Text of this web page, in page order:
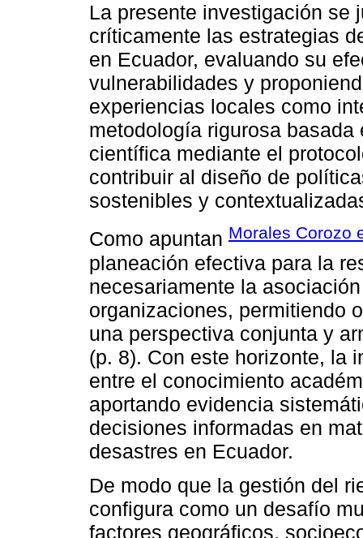
La presente investigación se
críticamente las estrategias
en Ecuador, evaluando su
vulnerabilidades y
experiencias locales como
metodología rigurosa
científica mediante el
contribuir al diseño de
sostenibles y
Como apuntan Morales Corozo
planeación efectiva para la
necesariamente la
organizaciones, permitiendo
una perspectiva conjunta y
(p. 8). Con este horizonte, la
entre el conocimiento
aportando evidencia
decisiones informadas en
desastres en Ecuador.
De modo que la gestión del
configura como un desafío
factores geográficos,